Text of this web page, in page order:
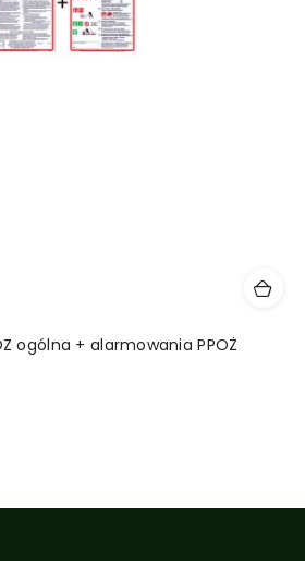
ogólna + alarmowania PPOŻ